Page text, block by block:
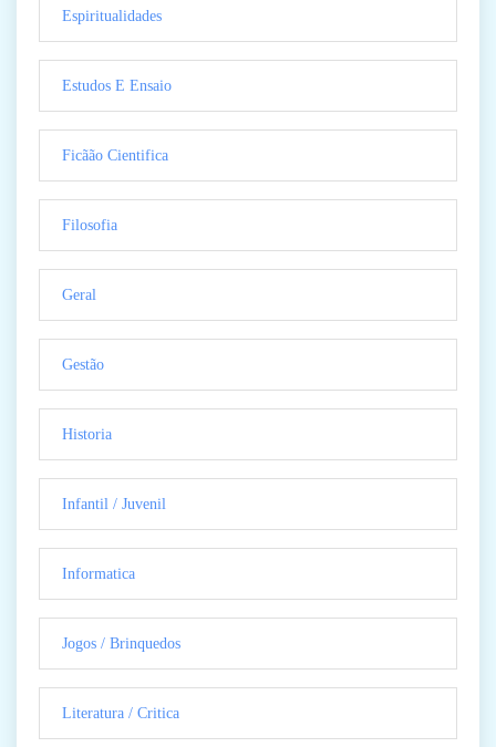
Espiritualidades
Estudos E Ensaio
Ficãão Cientifica
Filosofia
Geral
Gestão
Historia
Infantil / Juvenil
Informatica
Jogos / Brinquedos
Literatura / Critica